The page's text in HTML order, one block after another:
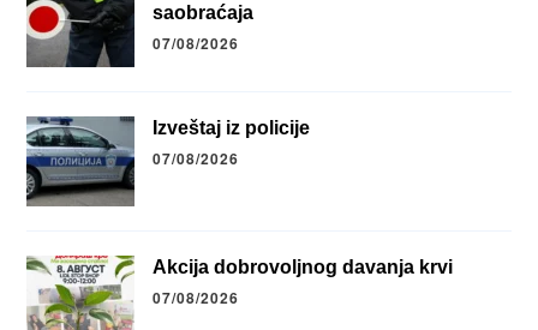
saobraćaja
07/08/2026
Izveštaj iz policije
07/08/2026
Akcija dobrovoljnog davanja krvi
07/08/2026